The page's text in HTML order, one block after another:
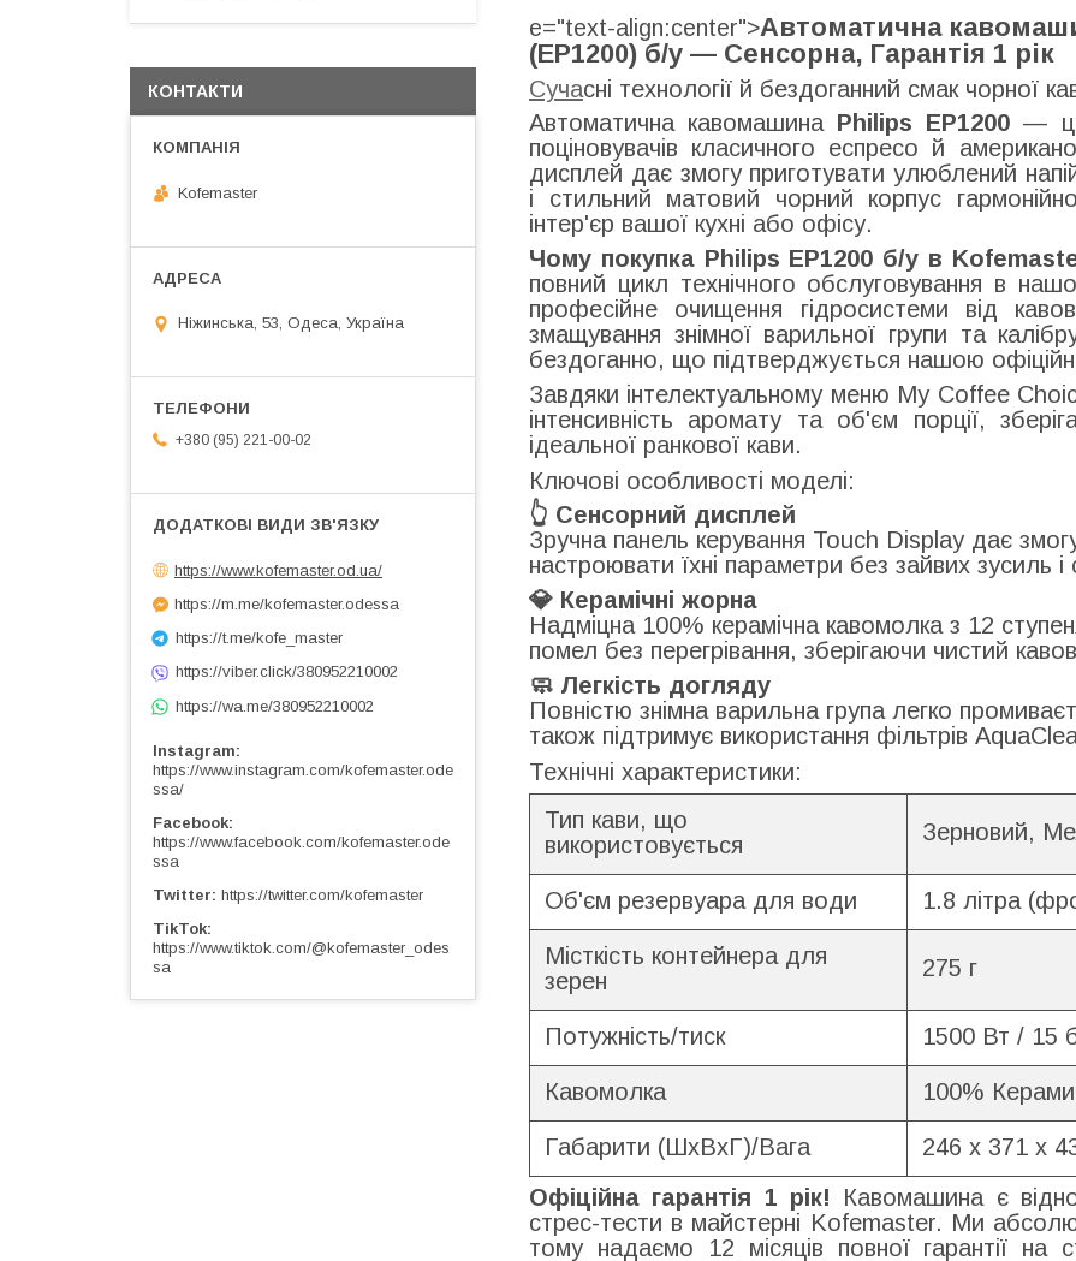
e="text-align:center">Автоматична
(EP1200) б/у — Сенсорна, Гарантія 1 рік
Сучасні технології й бездоганний смак чорної
Автоматична кавомашина Philips EP1200 —
поціновувачів класичного еспресо й
дисплей дає змогу приготувати улюблений
і стильний матовий чорний корпус
інтер'єр вашої кухні або офісу.
Чому покупка Philips EP1200 б/у в
повний цикл технічного обслуговування в
професійне очищення гідросистеми від
змащування знімної варильної групи та
бездоганно, що підтверджується нашою
Завдяки інтелектуальному меню My Coffee
інтенсивність аромату та об'єм порції,
ідеальної ранкової кави.
Ключові особливості моделі:
👆 Сенсорний дисплей
Зручна панель керування Touch Display дає
настроювати їхні параметри без зайвих зусиль
💎 Керамічні жорна
Надміцна 100% керамічна кавомолка з 12
помел без перегрівання, зберігаючи чистий
🧼 Легкість догляду
Повністю знімна варильна група легко
також підтримує використання фільтрів
Технічні характеристики:
Тип кави, що
використовується
Зерновий,
Об'єм резервуара для води 1.8 літра
Місткість контейнера для
зерен
275 г
Потужність/тиск 1500 Вт / 15
Кавомолка 100%
Габарити (ШхВхГ)/Вага
246 x 371 x
Офіційна гарантія 1 рік! Кавомашина є
стрес-тести в майстерні Kofemaster. Ми
тому надаємо 12 місяців повної гарантії на
КОНТАКТИ
Kofemaster
Ніжинська, 53, Одеса, Україна
+380 (95) 221-00-02
https://www.kofemaster.od.ua/
https://m.me/kofemaster.odessa
https://t.me/kofe_master
https://viber.click/380952210002
https://wa.me/380952210002
Instagram
https://www.instagram.com/kofemaster.ode
ssa/
Facebook
https://www.facebook.com/kofemaster.ode
ssa
Twitter https://twitter.com/kofemaster
TikTok
https://www.tiktok.com/@kofemaster_odes
sa